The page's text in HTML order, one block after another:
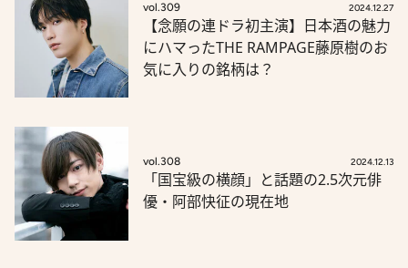
vol.309 2024.12.27
【念願の連ドラ初主演】日本酒の魅力
にハマったTHE RAMPAGE藤原樹のお
気に入りの銘柄は？
vol.308 2024.12.13
「国宝級の横顔」と話題の2.5次元俳
優・阿部快征の現在地